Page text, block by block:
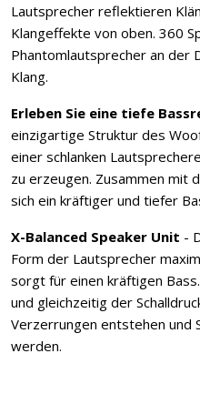
Lautsprecher reflektieren
Klangeffekte von oben. 360
Phantomlautsprecher an der
Klang.
Erleben Sie eine tiefe
einzigartige Struktur des
einer schlanken
zu erzeugen. Zusammen mit
sich ein kräftiger und tiefer
X-Balanced Speaker Unit -
Form der Lautsprecher
sorgt für einen kräftigen
und gleichzeitig der
Verzerrungen entstehen und
werden.